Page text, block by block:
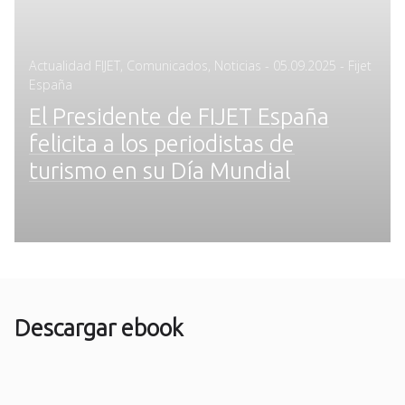
Actualidad FIJET Comunicados Noticias - Posted
05.09.2025 - Fijet
España
El Presidente de FIJET España
felicita a los periodistas de
turismo en su Día Mundial
Descargar ebook